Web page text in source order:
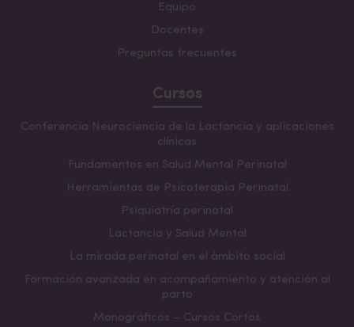
Equipo
Docentes
Preguntas frecuentes
Cursos
Conferencia Neurociencia de la Lactancia y aplicaciones
clínicas
Fundamentos en Salud Mental Perinatal
Herramientas de Psicoterapia Perinatal
Psiquiatría perinatal
Lactancia y Salud Mental
La mirada perinatal en el ámbito social
Formación avanzada en acompañamiento y atención al
parto
Monográficos – Cursos Cortos